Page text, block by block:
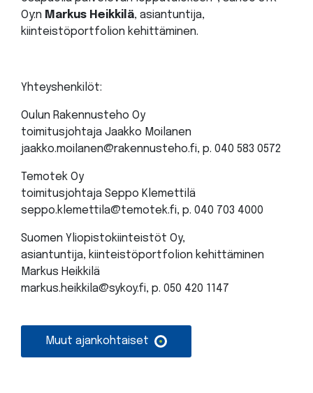
Oy:n Markus Heikkilä, asiantuntija,
kiinteistöportfolion kehittäminen.
Yhteyshenkilöt:
Oulun Rakennusteho Oy
toimitusjohtaja Jaakko Moilanen
jaakko.moilanen@rakennusteho.fi, p. 040 583 0572
Temotek Oy
toimitusjohtaja Seppo Klemettilä
seppo.klemettila@temotek.fi, p. 040 703 4000
Suomen Yliopistokiinteistöt Oy,
asiantuntija, kiinteistöportfolion kehittäminen
Markus Heikkilä
markus.heikkila@sykoy.fi, p. 050 420 1147
Muut ajankohtaiset